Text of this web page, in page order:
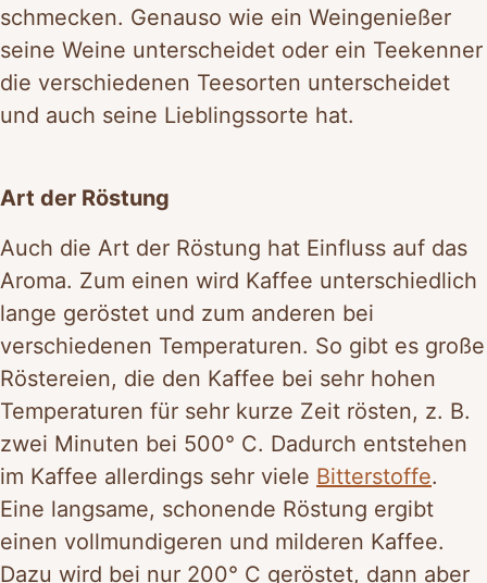
schmecken. Genauso wie ein Weingenießer
seine Weine unterscheidet oder ein Teekenner
die verschiedenen Teesorten unterscheidet
und auch seine Lieblingssorte hat.
Art der Röstung
Auch die Art der Röstung hat Einfluss auf das
Aroma. Zum einen wird Kaffee unterschiedlich
lange geröstet und zum anderen bei
verschiedenen Temperaturen. So gibt es große
Röstereien, die den Kaffee bei sehr hohen
Temperaturen für sehr kurze Zeit rösten, z. B.
zwei Minuten bei 500° C. Dadurch entstehen
im Kaffee allerdings sehr viele Bitterstoffe.
Eine langsame, schonende Röstung ergibt
einen vollmundigeren und milderen Kaffee.
Dazu wird bei nur 200° C geröstet, dann aber